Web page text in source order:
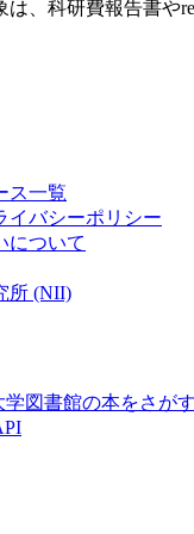
、科研費報告書や
ス一覧
イバシーポリシー
について
所 (NII)
学図書館の本をさがす